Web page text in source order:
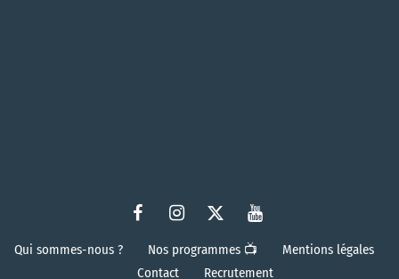
Qui sommes-nous ? Nos programmes 📺
Mentions légales
Contact
Recrutement